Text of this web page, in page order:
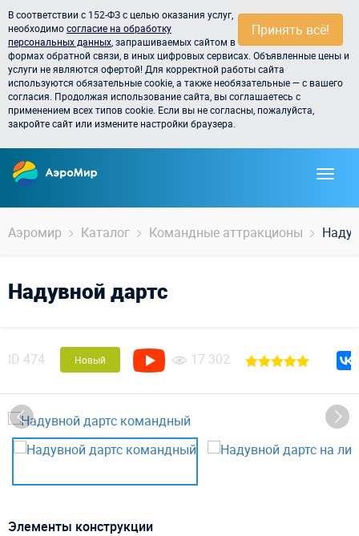
Принять всё!
В соответствии с 152-ФЗ с целью оказания услуг,
необходимосогласие на обработку
персональных данных , запрашиваемых сайтом в
формах обратной связи, в иных цифровых сервисах. Объявленные цены и
услуги не являются офертой! Для корректной работы сайта
используются обязательные cookie, а также необязательные — с вашего
согласия. Продолжая использование сайта, вы соглашаетесь с
применением всех типов cookie. Если вы не согласны, пожалуйста,
закройте сайт или измените настройки браузера.
Аэромир Каталог Командные аттракционы
Надувной дартс
ID 474 Новый 17 302
Элементы конструкции